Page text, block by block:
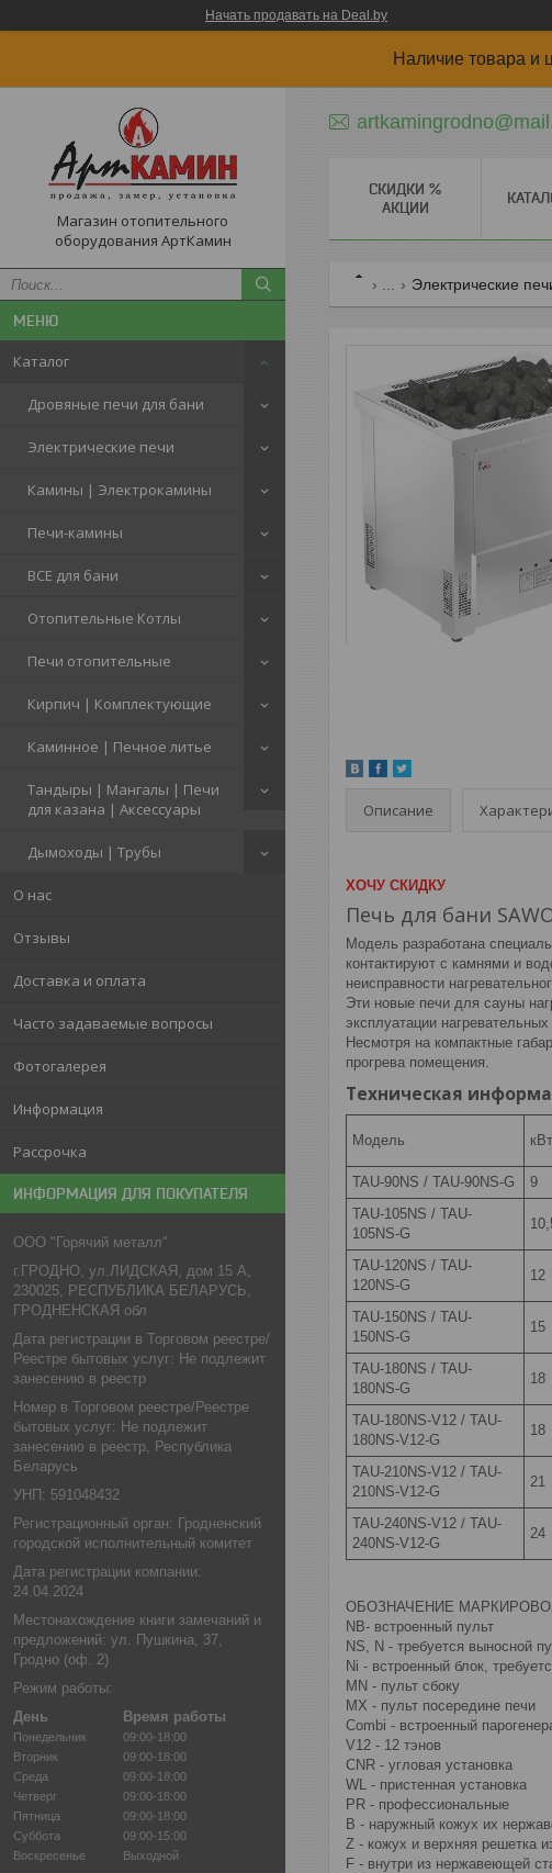
Начать продавать на Deal.by
Наличие товара и
Магазин отопительного
оборудования АртКамин
Каталог
Дровяные печи для бани
Электрические печи
Камины | Электрокамины
Печи-камины
ВСЕ для бани
Отопительные Котлы
Печи отопительные
Кирпич | Комплектующие
Каминное | Печное литье
Тандыры | Мангалы | Печи
для казана | Аксессуары
Дымоходы | Трубы
О нас
Отзывы
Доставка и оплата
Часто задаваемые вопросы
Фотогалерея
Информация
Рассрочка
ИНФОРМАЦИЯ ДЛЯ ПОКУПАТЕЛЯ
ООО "Горячий металл"
г.ГРОДНО, ул.ЛИДСКАЯ, дом 15 А,
230025, РЕСПУБЛИКА БЕЛАРУСЬ,
ГРОДНЕНСКАЯ обл
Дата регистрации в Торговом реестре/
Реестре бытовых услуг: Не подлежит
занесению в реестр
Номер в Торговом реестре/Реестре
бытовых услуг: Не подлежит
занесению в реестр, Республика
Беларусь
УНП: 591048432
Регистрационный орган: Гродненский
городской исполнительный комитет
Дата регистрации компании:
24.04.2024
Местонахождение книги замечаний и
предложений: ул. Пушкина, 37,
Гродно (оф. 2)
Режим работы:
День
Время работы
Понедельник
09:00-18:00
Вторник
09:00-18:00
Среда
09:00-18:00
Четверг
09:00-18:00
Пятница
09:00-18:00
Суббота
09:00-15:00
Воскресенье
Выходной
СКИДКИ %
АКЦИИ
Электрические
Описание
ХОЧУ СКИДКУ
Печь для бани
Модель разработана
контактируют с камнями и
неисправности
Эти новые печи для сауны
эксплуатации
Несмотря на компактные
прогрева помещения.
Техническая
Модель кВт
TAU-90NS / TAU-90NS-G 9
TAU-105NS / TAU-
105NS-G
TAU-120NS / TAU-
120NS-G
12
TAU-150NS / TAU-
150NS-G
15
TAU-180NS / TAU-
180NS-G
18
TAU-180NS-V12 / TAU-
180NS-V12-G
18
TAU-210NS-V12 / TAU-
210NS-V12-G
21
TAU-240NS-V12 / TAU-
240NS-V12-G
24
ОБОЗНАЧЕНИЕ
NB- встроенный пульт
NS, N - требуется выносной
Ni - встроенный блок,
MN - пульт сбоку
MX - пульт посередине печи
Combi - встроенный
V12 - 12 тэнов
CNR - угловая установка
WL - пристенная установка
PR - профессиональные
В - наружный кожух их
Z - кожух и верхняя решетка
F - внутри из нержавеющей